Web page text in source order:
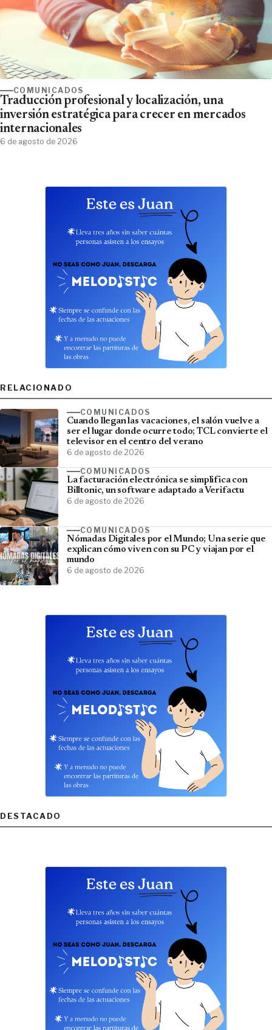
COMUNICADOS
Traducción profesional y localización, una
inversión estratégica para crecer en mercados
internacionales
6 de agosto de 2026
RELACIONADO
COMUNICADOS
Cuando llegan las vacaciones, el salón vuelve a
ser el lugar donde ocurre todo; TCL convierte el
televisor en el centro del verano
6 de agosto de 2026
COMUNICADOS
La facturación electrónica se simplifica con
Billtonic, un software adaptado a Verifactu
6 de agosto de 2026
COMUNICADOS
Nómadas Digitales por el Mundo; Una serie que
explican cómo viven con su PC y viajan por el
mundo
6 de agosto de 2026
DESTACADO